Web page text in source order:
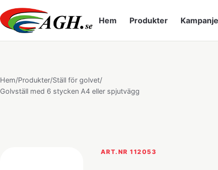
Hem Produkter
Hem/Produkter/Ställ för golvet/
Golvställ med 6 stycken A4 eller spjutvägg
ART.NR 112053